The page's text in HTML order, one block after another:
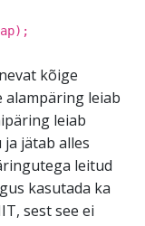
ap);
kõige
alampäring leiab
leiab
jätab alles
leitud
kasutada ka
sest see ei